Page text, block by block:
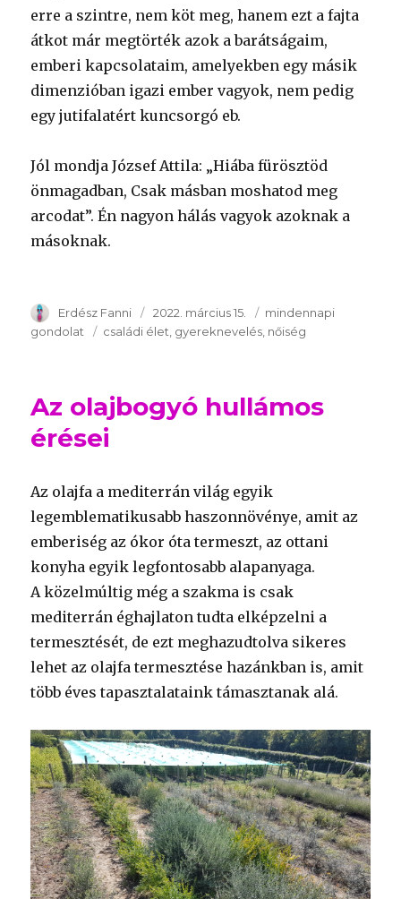
erre a szintre, nem köt meg, hanem ezt a fajta
átkot már megtörték azok a barátságaim,
emberi kapcsolataim, amelyekben egy másik
dimenzióban igazi ember vagyok, nem pedig
egy jutifalatért kuncsorgó eb.
Jól mondja József Attila: „Hiába fürösztöd
önmagadban, Csak másban moshatod meg
arcodat”. Én nagyon hálás vagyok azoknak a
másoknak.
Szerző
Erdész Fanni Publikálva
2022. március 15. Témakör
mindennapi
gondolat
Kulcsszavak
családi élet gyereknevelés nőiség
Az olajbogyó hullámos
érései
Az olajfa a mediterrán világ egyik
legemblematikusabb haszonnövénye, amit az
emberiség az ókor óta termeszt, az ottani
konyha egyik legfontosabb alapanyaga.
A közelmúltig még a szakma is csak
mediterrán éghajlaton tudta elképzelni a
termesztését, de ezt meghazudtolva sikeres
lehet az olajfa termesztése hazánkban is, amit
több éves tapasztalataink támasztanak alá.